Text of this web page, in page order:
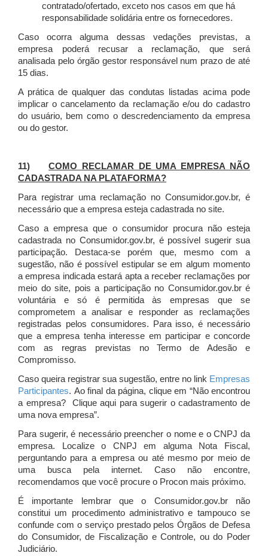
contratado/ofertado, exceto nos casos em que há
responsabilidade solidária entre os fornecedores.
Caso ocorra alguma dessas vedações previstas, a
empresa poderá recusar a reclamação, que será
analisada pelo órgão gestor responsável num prazo de até
15 dias.
A prática de qualquer das condutas listadas acima pode
implicar o cancelamento da reclamação e/ou do cadastro
do usuário, bem como o descredenciamento da empresa
ou do gestor.
11)COMO RECLAMAR DE UMA EMPRESA NÃO
CADASTRADA NA PLATAFORMA?
Para registrar uma reclamação no Consumidor.gov.br, é
necessário que a empresa esteja cadastrada no site.
Caso a empresa que o consumidor procura não esteja
cadastrada no Consumidor.gov.br, é possível sugerir sua
participação. Destaca-se porém que, mesmo com a
sugestão, não é possível estipular se em algum momento
a empresa indicada estará apta a receber reclamações por
meio do site, pois a participação no Consumidor.gov.br é
voluntária e só é permitida às empresas que se
comprometem a analisar e responder as reclamações
registradas pelos consumidores. Para isso, é necessário
que a empresa tenha interesse em participar e concorde
com as regras previstas no Termo de Adesão e
Compromisso.
Caso queira registrar sua sugestão, entre no link Empresas
Participantes. Ao final da página, clique em “Não encontrou
a empresa? Clique aqui para sugerir o cadastramento de
uma nova empresa”.
Para sugerir, é necessário preencher o nome e o CNPJ da
empresa. Localize o CNPJ em alguma Nota Fiscal,
perguntando para a empresa ou até mesmo por meio de
uma busca pela internet. Caso não encontre,
recomendamos que você procure o Procon mais próximo.
É importante lembrar que o Consumidor.gov.br não
constitui um procedimento administrativo e tampouco se
confunde com o serviço prestado pelos Órgãos de Defesa
do Consumidor, de Fiscalização e Controle, ou do Poder
Judiciário.